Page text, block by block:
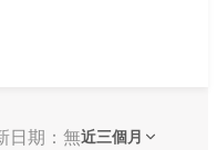
日期：無近三個月